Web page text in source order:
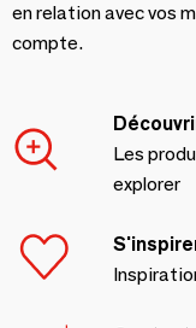
en relation avec vos
compte.
Les
explorer